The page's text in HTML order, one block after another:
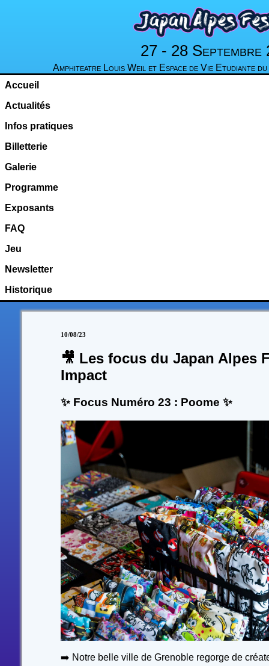
27 - 28 Septembre
Amphiteatre Louis Weil et Espace de Vie Etudiante du
Accueil
Actualités
Infos pratiques
Billetterie
Galerie
Programme
Exposants
FAQ
Jeu
Newsletter
Historique
10/08/23
🎥 Les focus du Japan Alpes
Impact
✨ Focus Numéro 23 : Poome ✨
➡️ Notre belle ville de Grenoble regorge de